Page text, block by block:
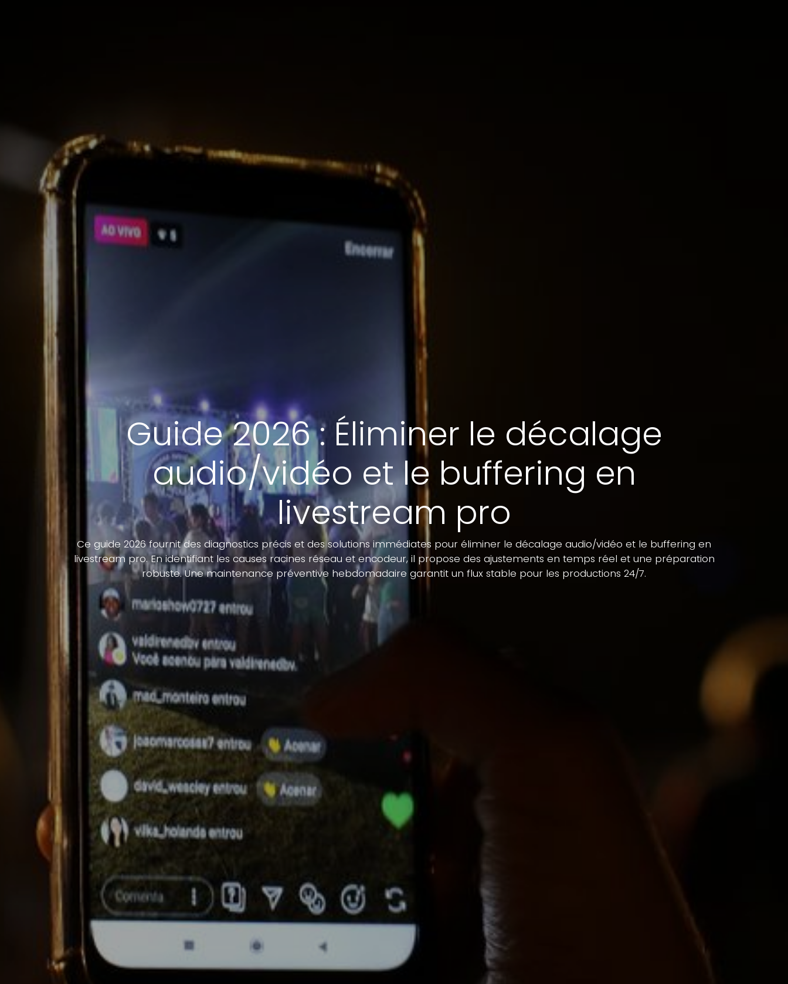
Guide 2026 : Éliminer le décalage
audio/vidéo et le buffering en
livestream pro
Ce guide 2026 fournit des diagnostics précis et des solutions immédiates pour éliminer le décalage audio/vidéo et le buffering en
livestream pro. En identifiant les causes racines réseau et encodeur, il propose des ajustements en temps réel et une préparation
robuste. Une maintenance préventive hebdomadaire garantit un flux stable pour les productions 24/7.